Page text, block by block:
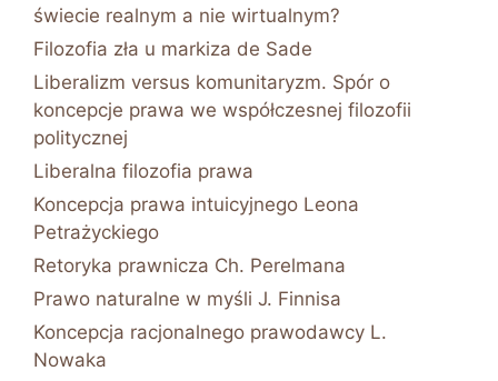
świecie realnym a nie wirtualnym?
Filozofia zła u markiza de Sade
Liberalizm versus komunitaryzm. Spór o
koncepcje prawa we współczesnej filozofii
politycznej
Liberalna filozofia prawa
Koncepcja prawa intuicyjnego Leona
Petrażyckiego
Retoryka prawnicza Ch. Perelmana
Prawo naturalne w myśli J. Finnisa
Koncepcja racjonalnego prawodawcy L.
Nowaka